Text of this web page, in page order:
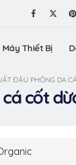
Máy Thiết Bị
ĐẬU PHỘNG DA
cốt